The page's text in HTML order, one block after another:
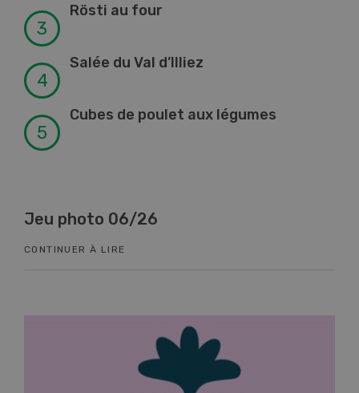
Rösti au four
Salée du Val d’Illiez
Cubes de poulet aux légumes
Jeu photo 06/26
CONTINUER À LIRE